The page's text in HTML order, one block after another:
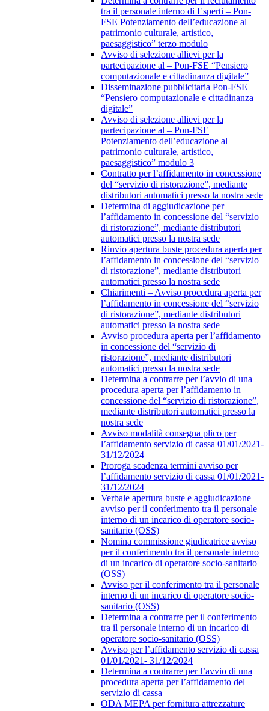
tra il personale interno di Esperti – Pon-
FSE Potenziamento dell’educazione al
patrimonio culturale, artistico,
paesaggistico” terzo modulo
Avviso di selezione allievi per la
partecipazione al – Pon-FSE “Pensiero
computazionale e cittadinanza digitale”
Disseminazione pubblicitaria Pon-FSE
“Pensiero computazionale e cittadinanza
digitale”
Avviso di selezione allievi per la
partecipazione al – Pon-FSE
Potenziamento dell’educazione al
patrimonio culturale, artistico,
paesaggistico” modulo 3
Contratto per l’affidamento in concessione
del “servizio di ristorazione”, mediante
distributori automatici presso la nostra sede
Determina di aggiudicazione per
l’affidamento in concessione del “servizio
di ristorazione”, mediante distributori
automatici presso la nostra sede
Rinvio apertura buste procedura aperta per
l’affidamento in concessione del “servizio
di ristorazione”, mediante distributori
automatici presso la nostra sede
Chiarimenti – Avviso procedura aperta per
l’affidamento in concessione del “servizio
di ristorazione”, mediante distributori
automatici presso la nostra sede
Avviso procedura aperta per l’affidamento
in concessione del “servizio di
ristorazione”, mediante distributori
automatici presso la nostra sede
Determina a contrarre per l’avvio di una
procedura aperta per l’affidamento in
concessione del “servizio di ristorazione”,
mediante distributori automatici presso la
nostra sede
Avviso modalità consegna plico per
l’affidamento servizio di cassa 01/01/2021-
31/12/2024
Proroga scadenza termini avviso per
l’affidamento servizio di cassa 01/01/2021-
31/12/2024
Verbale apertura buste e aggiudicazione
avviso per il conferimento tra il personale
interno di un incarico di operatore socio-
sanitario (OSS)
Nomina commissione giudicatrice avviso
per il conferimento tra il personale interno
di un incarico di operatore socio-sanitario
(OSS)
Avviso per il conferimento tra il personale
interno di un incarico di operatore socio-
sanitario (OSS)
Determina a contrarre per il conferimento
tra il personale interno di un incarico di
operatore socio-sanitario (OSS)
Avviso per l’affidamento servizio di cassa
01/01/2021- 31/12/2024
Determina a contrarre per l’avvio di una
procedura aperta per l’affidamento del
servizio di cassa
ODA MEPA per fornitura attrezzature